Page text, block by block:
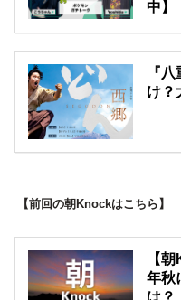
中】
『
け？
【前回の朝Knockはこちら】
【
年秋